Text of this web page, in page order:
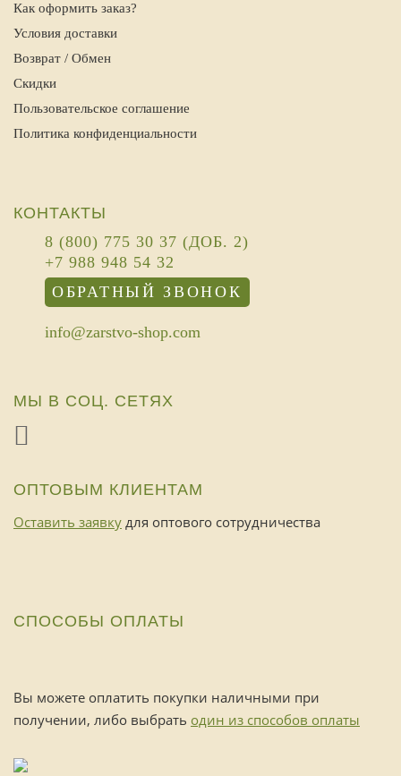
Как оформить заказ?
Условия доставки
Возврат / Обмен
Скидки
Пользовательское соглашение
Политика конфиденциальности
КОНТАКТЫ
8 (800) 775 30 37 (ДОБ. 2)
+7 988 948 54 32
ОБРАТНЫЙ ЗВОНОК
info@zarstvo-shop.com
МЫ В СОЦ. СЕТЯХ
ОПТОВЫМ КЛИЕНТАМ
Оставить заявку для оптового сотрудничества
СПОСОБЫ ОПЛАТЫ
Вы можете оплатить покупки наличными при
получении, либо выбрать один из способов оплаты